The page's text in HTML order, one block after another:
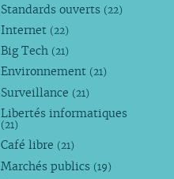
Standards ouverts (22)
Internet (22)
Big Tech (21)
Environnement (21)
Surveillance (21)
Libertés informatiques
(21)
Café libre (21)
Marchés publics (19)